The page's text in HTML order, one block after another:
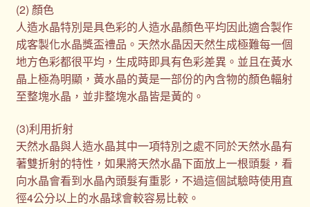
(2) 顏色
人造水晶特別是具色彩的人造水晶顏色平均因此適合製作
成客製化水晶獎盃禮品。天然水晶因天然生成極難每一個
地方色彩都很平均，生成時即具有色彩差異。並且在黃水
晶上極為明顯，黃水晶的黃是一部份的內含物的顏色輻射
至整塊水晶，並非整塊水晶皆是黃的。
(3)利用折射
天然水晶與人造水晶其中一項特別之處不同於天然水晶有
著雙折射的特性，如果將天然水晶下面放上一根頭髮，看
向水晶會看到水晶內頭髮有重影，不過這個試驗時使用直
徑4公分以上的水晶球會較容易比較。